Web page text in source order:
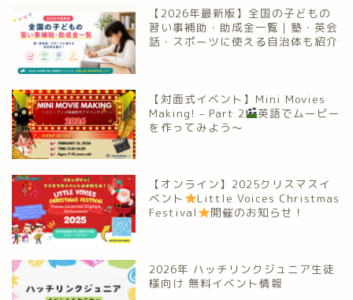
【2026年最新版】全国の子どもの
習い事補助・助成金一覧｜塾・英会
話・スポーツに使える自治体も紹介
【対面式イベント】Mini Movies
Making! – Part 2
英語でムービー
を作ってみよう～
【オンライン】2025クリスマスイ
ベント
Little Voices Christmas
Festival
開催のお知らせ！
2026年 ハッチリンクジュニア生徒
様向け 無料イベント情報